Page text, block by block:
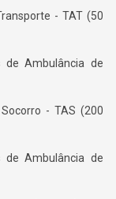
- TAT (50
de Ambulância de
- TAS (200
de Ambulância de